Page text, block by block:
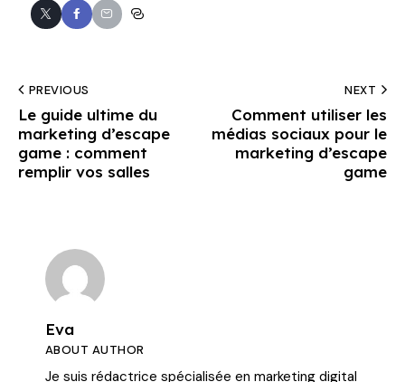
PREVIOUS
Le guide ultime du
marketing d’escape
game : comment
remplir vos salles
NEXT
Comment utiliser les
médias sociaux pour le
marketing d’escape
game
Eva
ABOUT AUTHOR
Je suis rédactrice spécialisée en marketing digital